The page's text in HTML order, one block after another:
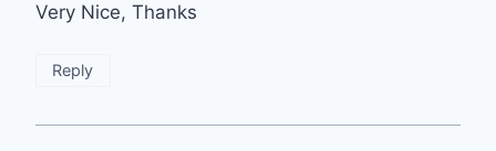
Very Nice, Thanks
Reply